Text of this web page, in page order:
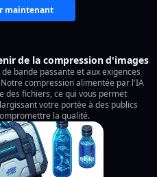
maintenant
de la compression d'images
bande passante et aux exigences
compression alimentée par l'IA
des fichiers, ce qui vous permet
votre portée à des publics
la qualité.